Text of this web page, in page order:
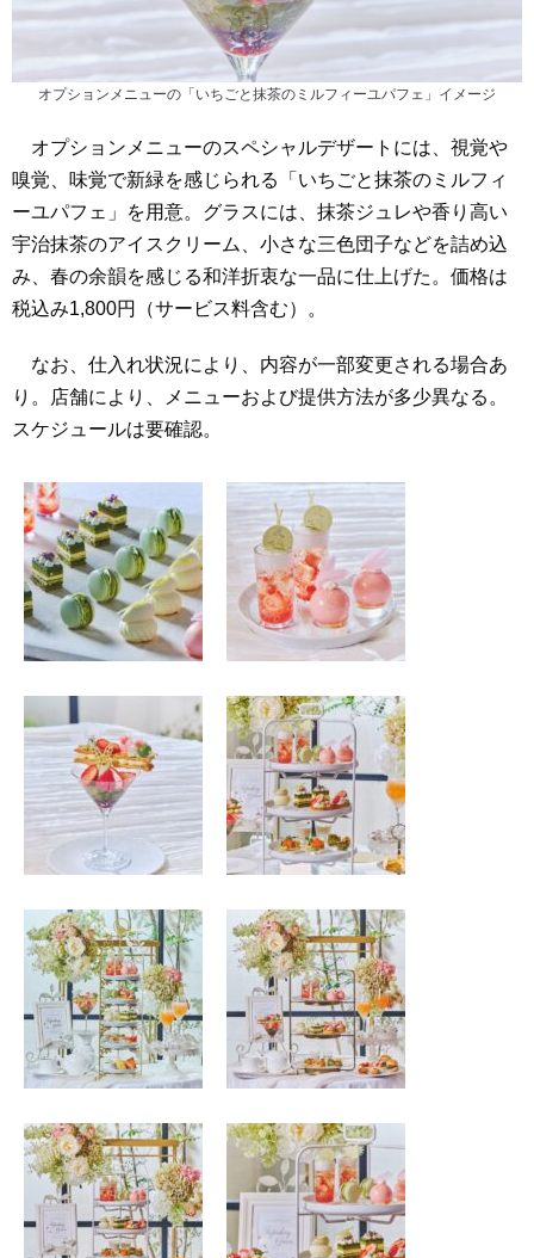
オプションメニューの「いちごと抹茶のミルフィーユパフェ」イメージ
オプションメニューのスペシャルデザートには、視覚や
嗅覚、味覚で新緑を感じられる「いちごと抹茶のミルフィ
ーユパフェ」を用意。グラスには、抹茶ジュレや香り高い
宇治抹茶のアイスクリーム、小さな三色団子などを詰め込
み、春の余韻を感じる和洋折衷な一品に仕上げた。価格は
税込み1,800円（サービス料含む）。
なお、仕入れ状況により、内容が一部変更される場合あ
り。店舗により、メニューおよび提供方法が多少異なる。
スケジュールは要確認。